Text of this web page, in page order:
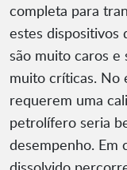
completa para
estes dispositivos
são muito caros e
muito críticas. No
requerem uma
petrolífero seria
desempenho. Em